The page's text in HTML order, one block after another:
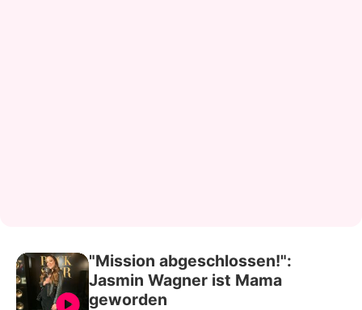
"Mission abgeschlossen!":
Jasmin Wagner ist Mama
geworden